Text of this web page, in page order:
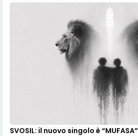
SVOSIL: il nuovo singolo è “MUFASA”